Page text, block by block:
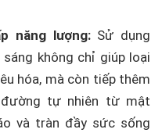
năng lượng:Sử dụng
không chỉ giúp loại
hóa, mà còn tiếp thêm
tự nhiên từ mật
và tràn đầy sức sống